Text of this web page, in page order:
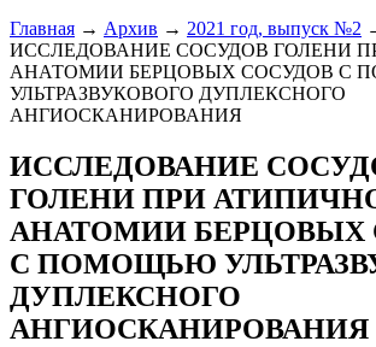
Главная → Архив → 2021 год, выпуск №2
ИССЛЕДОВАНИЕ СОСУДОВ ГОЛЕНИ
АНАТОМИИ БЕРЦОВЫХ СОСУДОВ С
УЛЬТРАЗВУКОВОГО ДУПЛЕКСНОГО
АНГИОСКАНИРОВАНИЯ
ИССЛЕДОВАНИЕ
ГОЛЕНИ ПРИ
АНАТОМИИ БЕРЦОВЫХ
С ПОМОЩЬЮ
ДУПЛЕКСНОГО
АНГИОСКАНИРОВАНИЯ